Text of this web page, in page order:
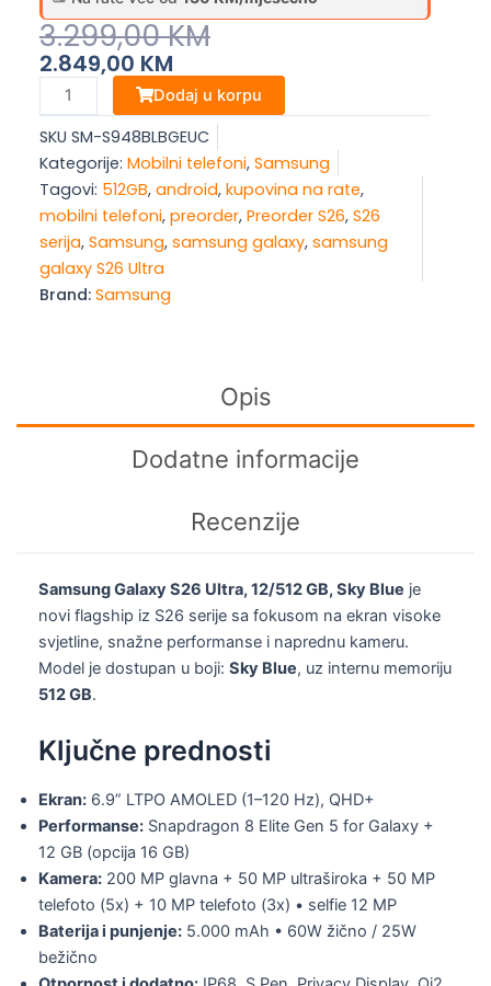
3.299,00KM
Original
Price
Was:
3.299,00 KM.
2.849,00 KM
Current
Price
Is:
2.849,00 KM.
Samsung
Galaxy
S26
Ultra,
12/512
GB,
Sky
Blue
količina
Dodaj u korpu
SKU SM-S948BLBGEUC
Kategorije: Mobilni telefoni, Samsung
Tagovi: 512GB, android, kupovina na rate,
mobilni telefoni, preorder, Preorder S26, S26
serija, Samsung, samsung galaxy, samsung
galaxy S26 Ultra
Brand: Samsung
Opis
Dodatne informacije
Recenzije
Samsung Galaxy S26 Ultra, 12/512 GB, Sky Blue je
novi flagship iz S26 serije sa fokusom na ekran visoke
svjetline, snažne performanse i naprednu kameru.
Model je dostupan u boji: Sky Blue, uz internu memoriju
512 GB.
Ključne prednosti
Ekran: 6.9” LTPO AMOLED (1–120 Hz), QHD+
Performanse: Snapdragon 8 Elite Gen 5 for Galaxy +
12 GB (opcija 16 GB)
Kamera: 200 MP glavna + 50 MP ultraširoka + 50 MP
telefoto (5x) + 10 MP telefoto (3x) • selfie 12 MP
Baterija i punjenje: 5.000 mAh • 60W žično / 25W
bežično